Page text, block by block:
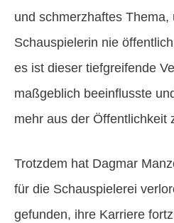
und schmerzhaftes Thema,
Schauspielerin nie
es ist dieser tiefgreifende
maßgeblich beeinflusste
mehr aus der Öffentlichkeit
Trotzdem hat Dagmar
für die Schauspielerei
gefunden, ihre Karriere